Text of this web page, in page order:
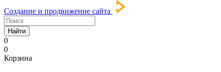
Создание и продвижение сайта
Найти
0
0
Корзина